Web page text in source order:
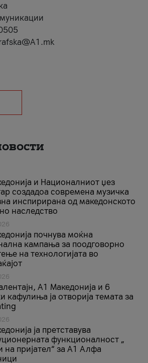
и Националниот џез
создадоа современа музичка
инспирирана од македонското
наследство
почнува моќна
кампања за поодговорно
на технологијата во
A1 Македонија и 6
кафулиња ја отворија темата за
ја претставува
функционалност „
на пријател“ за А1 Алфа